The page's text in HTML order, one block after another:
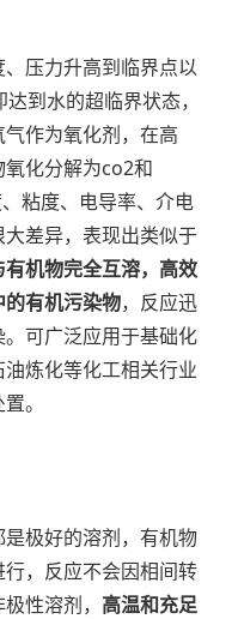
压力升高到临界点以
到水的超临界状态，
作为氧化剂，在高
化分解为co2和
粘度、电导率、介电
差异，表现出类似于
有机物完全互溶，高效
有机污染物，反应迅
可广泛应用于基础化
炼化等化工相关行业
。
极好的溶剂，有机物
，反应不会因相间转
性溶剂， 高温和充足